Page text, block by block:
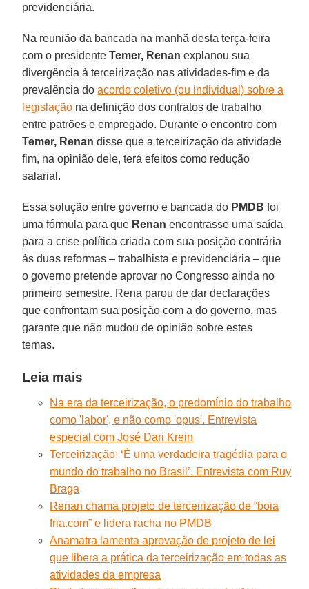
previdenciária.
Na reunião da bancada na manhã desta terça-feira
com o presidenteTemer, Renan explanou sua
divergência à terceirização nas atividades-fim e da
prevalência doacordo coletivo (ou individual) sobre a
legislação na definição dos contratos de trabalho
entre patrões e empregado. Durante o encontro com
Temer, Renan disse que a terceirização da atividade
fim, na opinião dele, terá efeitos como redução
salarial.
Essa solução entre governo e bancada do PMDB foi
uma fórmula para que Renan encontrasse uma saída
para a crise política criada com sua posição contrária
às duas reformas – trabalhista e previdenciária – que
o governo pretende aprovar no Congresso ainda no
primeiro semestre. Rena parou de dar declarações
que confrontam sua posição com a do governo, mas
garante que não mudou de opinião sobre estes
temas.
Leia mais
Na era da terceirização, o predomínio do trabalho
como 'labor', e não como 'opus'. Entrevista
especial com José Dari Krein
Terceirização: ‘É uma verdadeira tragédia para o
mundo do trabalho no Brasil’. Entrevista com Ruy
Braga
Renan chama projeto de terceirização de “boia
fria.com” e lidera racha no PMDB
Anamatra lamenta aprovação de projeto de lei
que libera a prática da terceirização em todas as
atividades da empresa